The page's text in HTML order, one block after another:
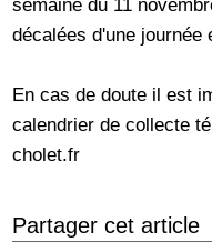
décalées d'une journée
En cas de doute il est
calendrier de collecte
cholet.fr
Partager cet article